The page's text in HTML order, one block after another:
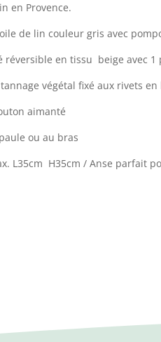
en Provence.
toile de lin couleur gris avec
réversible en tissu beige avec 1
végétal fixé aux rivets
aimanté
ou au bras
L35cm H35cm / Anse parfait